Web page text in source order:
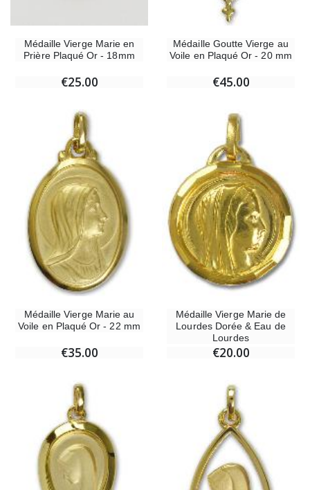
Médaille Vierge Marie en
Prière Plaqué Or - 18mm
€25.00
Médaille Goutte Vierge au
Voile en Plaqué Or - 20 mm
€45.00
Médaille Vierge Marie au
Voile en Plaqué Or - 22 mm
€35.00
Médaille Vierge Marie de
Lourdes Dorée & Eau de
Lourdes
€20.00